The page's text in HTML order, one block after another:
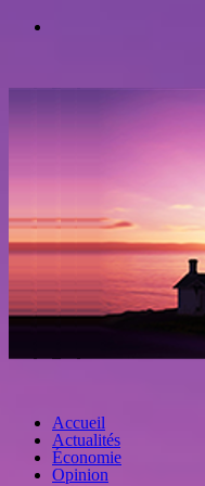
Accueil
Actualités
Économie
Opinion